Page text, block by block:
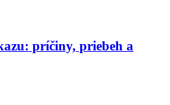
príčiny, priebeh a